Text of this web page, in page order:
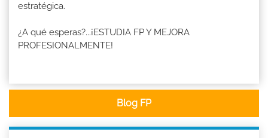
estratégica.
¿A qué esperas?...¡ESTUDIA FP Y MEJORA
PROFESIONALMENTE!
Blog FP